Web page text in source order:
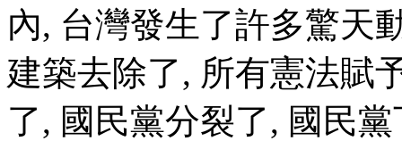
內, 台灣發生了許多驚天
建築去除了, 所有憲法賦
了, 國民黨分裂了, 國民